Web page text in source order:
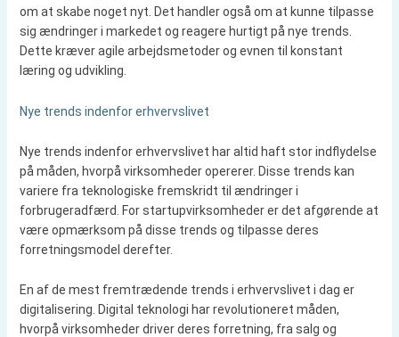
om at skabe noget nyt. Det handler også om at kunne tilpasse
sig ændringer i markedet og reagere hurtigt på nye trends.
Dette kræver agile arbejdsmetoder og evnen til konstant
læring og udvikling.
Nye trends indenfor erhvervslivet
Nye trends indenfor erhvervslivet har altid haft stor indflydelse
på måden, hvorpå virksomheder opererer. Disse trends kan
variere fra teknologiske fremskridt til ændringer i
forbrugeradfærd. For startupvirksomheder er det afgørende at
være opmærksom på disse trends og tilpasse deres
forretningsmodel derefter.
En af de mest fremtrædende trends i erhvervslivet i dag er
digitalisering. Digital teknologi har revolutioneret måden,
hvorpå virksomheder driver deres forretning, fra salg og